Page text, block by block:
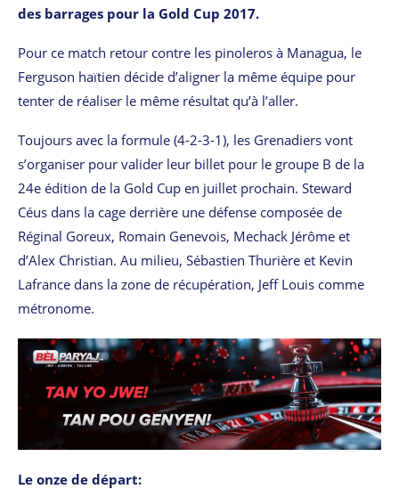
des barrages pour la Gold Cup 2017.
Pour ce match retour contre les pinoleros à Managua, le
Ferguson haïtien décide d’aligner la même équipe pour
tenter de réaliser le même résultat qu’à l’aller.
Toujours avec la formule (4-2-3-1), les Grenadiers vont
s’organiser pour valider leur billet pour le groupe B de la
24e édition de la Gold Cup en juillet prochain. Steward
Céus dans la cage derrière une défense composée de
Réginal Goreux, Romain Genevois, Mechack Jérôme et
d’Alex Christian. Au milieu, Sébastien Thurière et Kevin
Lafrance dans la zone de récupération, Jeff Louis comme
métronome.
Le onze de départ: